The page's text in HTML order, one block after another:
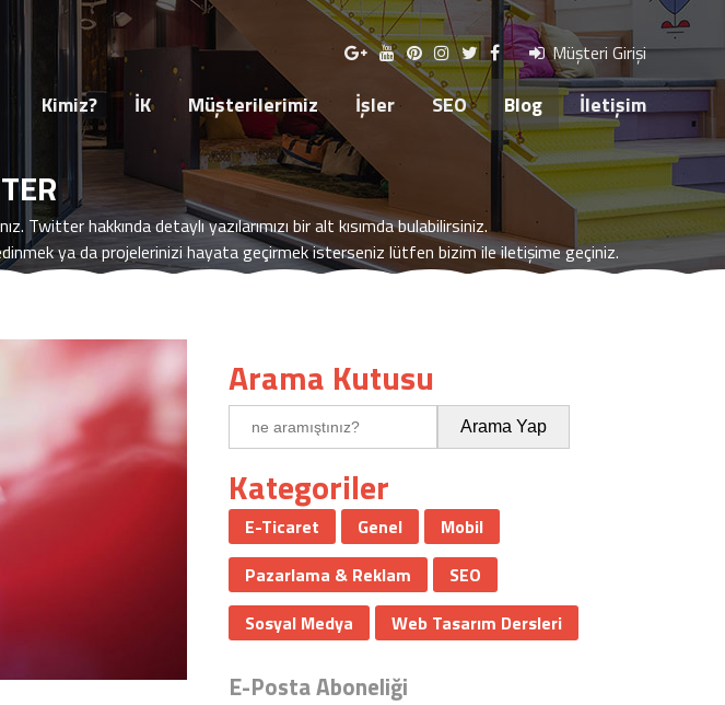
İK MARKALARIMIZ BLOG İLETİŞİM Müşteri Girişi
Kimiz? İK Müşterilerimiz İşler SEO Blog İletişim
Twitterhakkında detaylı yazılarımızı bir alt kısımda bulabilirsiniz.
ya da projelerinizi hayata geçirmek isterseniz lütfen bizim ile iletişime geçiniz.
Arama Kutusu
Kategoriler
E-Ticaret Genel
Mobil
Pazarlama & Reklam
SEO
Sosyal Medya
Web Tasarım Dersleri
E-Posta Aboneliği